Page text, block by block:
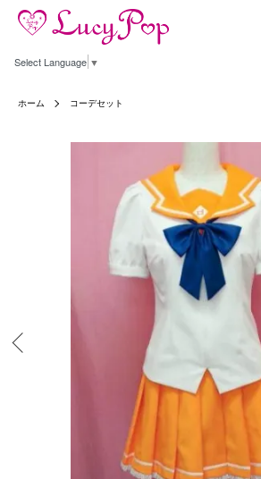
Select Language ▼
ホーム コーデセット